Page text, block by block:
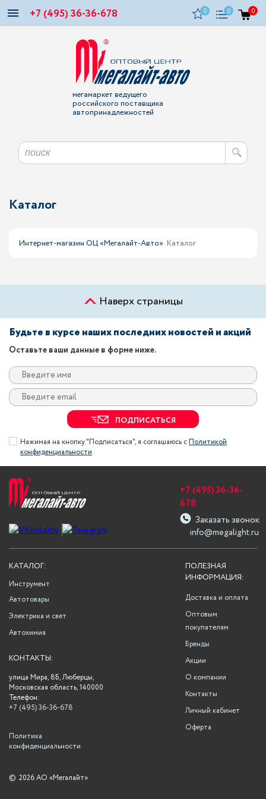
+7 (495) 36-36-678 0 0 0
мегамаркет ведущего
российского поставщика
автопринадлежностей
Каталог
Интернет-магазин ОЦ «Мегалайт-Авто» Каталог
Наверх страницы
Будьте в курсе наших последних новостей и акций
Оставьте ваши данные в форме ниже.
ПОДПИСАТЬСЯ
Нажимая на кнопку "Подписаться", я соглашаюсь сПолитикой
конфиденциальности
info@megalight.ru
+7 (495) 36-36-
678
Заказать звонок
ПОЛЕЗНАЯ
ИНФОРМАЦИЯ:
Доставка и оплата
Оптовым
покупателям
Бренды
Акции
О компании
Контакты
Личный кабинет
Оферта
КАТАЛОГ:
Инструмент
Автотовары
Электрика и свет
Автохимия
КОНТАКТЫ:
улица Мира, 8Б, Люберцы,
Московская область, 140000
Телефон:
+7 (495) 36-36-678
Политика
конфиденциальности
© 2026 АО «Мегалайт»